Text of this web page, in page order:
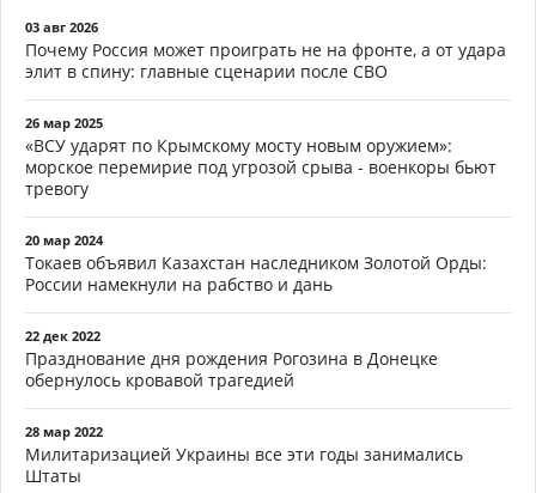
03 авг 2026
Почему Россия может проиграть не на фронте, а от удара
элит в спину: главные сценарии после СВО
26 мар 2025
«ВСУ ударят по Крымскому мосту новым оружием»:
морское перемирие под угрозой срыва - военкоры бьют
тревогу
20 мар 2024
Токаев объявил Казахстан наследником Золотой Орды:
России намекнули на рабство и дань
22 дек 2022
Празднование дня рождения Рогозина в Донецке
обернулось кровавой трагедией
28 мар 2022
Милитаризацией Украины все эти годы занимались
Штаты